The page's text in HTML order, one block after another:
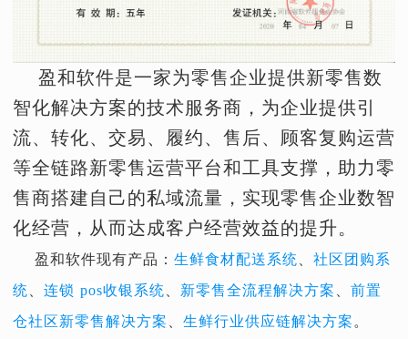
盈和软件是一家为零售企业提供新零售数
智化解决方案的技术服务商，为企业提供引
流、转化、交易、履约、售后、顾客复购运营
等全链路新零售运营平台和工具支撑，助力零
售商搭建自己的私域流量，实现零售企业数智
化经营，从而达成客户经营效益的提升。
盈和软件现有产品： 生鲜食材配送系统
社区团购系
统
连锁 pos收银系统 新零售全流程解决方案
前置
仓社区新零售解决方案
生鲜行业供应链解决方案 。